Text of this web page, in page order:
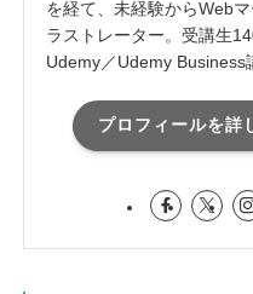
を経て、未経験からWeb
ラストレーター。受講生
Udemy／Udemy Business
プロフィールを詳